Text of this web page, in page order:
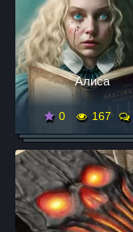
Алиса
0 167